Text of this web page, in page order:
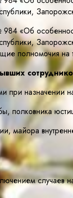
«Об
полномочия
при
полковника
майора
случаев